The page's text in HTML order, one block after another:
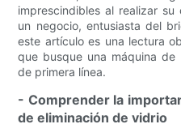
imprescindibles al realizar
un negocio, entusiasta del
este artículo es una lectura
que busque una máquina
de primera línea.
- Comprender la
de eliminación de vidrio